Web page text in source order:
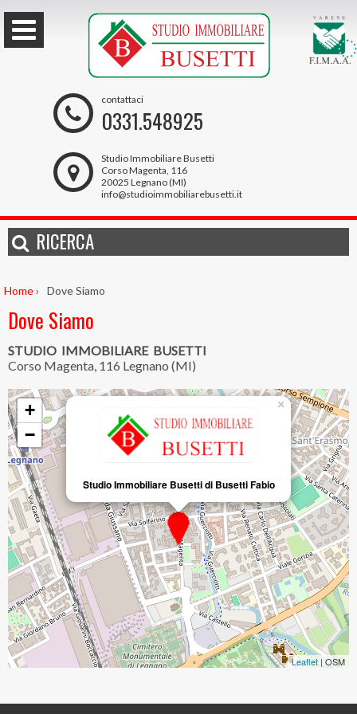
contattaci
0331.548925
Studio Immobiliare Busetti
Corso Magenta, 116
20025 Legnano (MI)
info@studioimmobiliarebusetti.it
RICERCA
Home› Dove Siamo
Dove Siamo
STUDIO IMMOBILIARE BUSETTI
Corso Magenta, 116 Legnano (MI)
Studio Immobiliare Busetti di Busetti Fabio
×
+
−
Leaflet| OSM